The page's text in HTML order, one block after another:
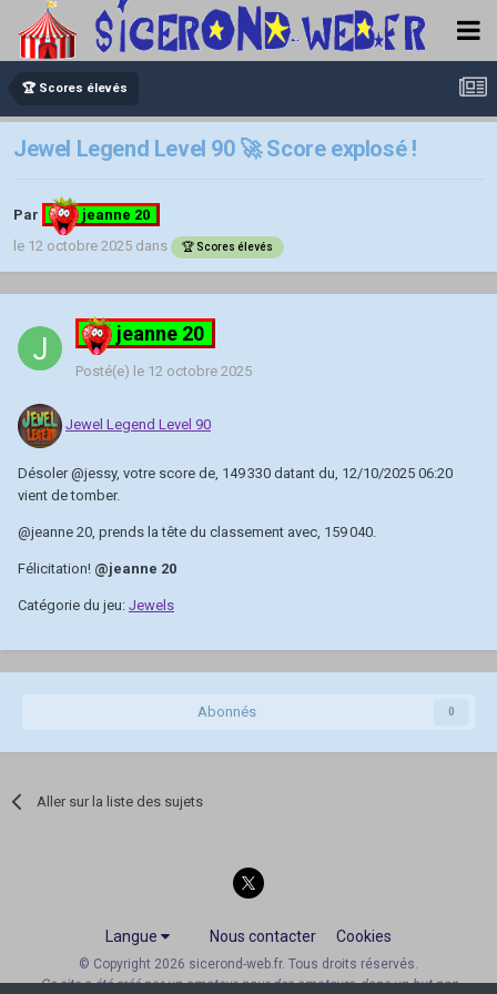
🏆 Scores élevés
Jewel Legend Level 90 🚀 Score explosé !
Par
jeanne 20
le 12 octobre 2025 dans 🏆 Scores élevés
jeanne 20
Posté(e) le 12 octobre 2025
Jewel Legend Level 90
Désoler@jessy, votre score de, 149 330 datant du, 12/10/2025 06:20
vient de tomber.
@jeanne 20 , prends la tête du classement avec, 159 040.
Félicitation! @jeanne 20
Catégorie du jeu: Jewels
Abonnés 0
Aller sur la liste des sujets
Langue Nous contacter Cookies
© Copyright 2026 sicerond-web.fr. Tous droits réservés.
Ce site a été créé par un amateur, pour des amateurs, dans un but non